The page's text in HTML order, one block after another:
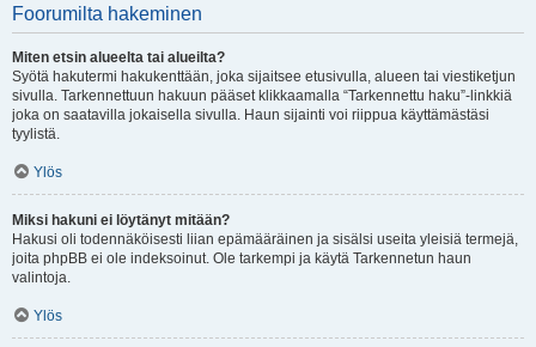
Foorumilta hakeminen
Miten etsin alueelta tai alueilta?
Syötä hakutermi hakukenttään, joka sijaitsee etusivulla, alueen tai viestiketjun
sivulla. Tarkennettuun hakuun pääset klikkaamalla “Tarkennettu haku”-linkkiä
joka on saatavilla jokaisella sivulla. Haun sijainti voi riippua käyttämästäsi
tyylistä.
Ylös
Miksi hakuni ei löytänyt mitään?
Hakusi oli todennäköisesti liian epämääräinen ja sisälsi useita yleisiä termejä,
joita phpBB ei ole indeksoinut. Ole tarkempi ja käytä Tarkennetun haun
valintoja.
Ylös